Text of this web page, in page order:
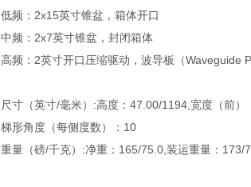
低频：2x15英寸锥盆，箱体开口
中频：2x7英寸锥盆，封闭箱体
高频：2英寸开口压缩驱动，波导板（Waveguide
尺寸（英寸/毫米）:高度：47.00/1194,宽度（前
梯形角度（每侧度数）：10
重量（磅/千克）:净重：165/75.0,装运重量：173/